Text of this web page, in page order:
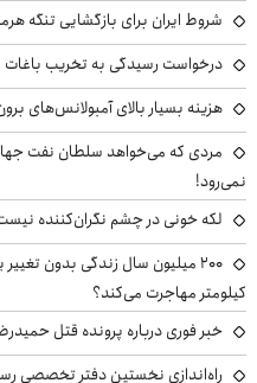
شروط ایران برای بازگشایی تنگه
درخواست رسیدگی به تخریب باغات
هزینه بسیار بالای آمبولانس‌های
مردی که می‌خواهد سلطان نفت جهان
نمی‌رود!
لکه خونی در چشم نگران‌کننده
کیلومتر مهاجرت می‌کند؟
خبر فوری درباره پرونده قتل
راه‌اندازی نخستین دفتر تخصصی